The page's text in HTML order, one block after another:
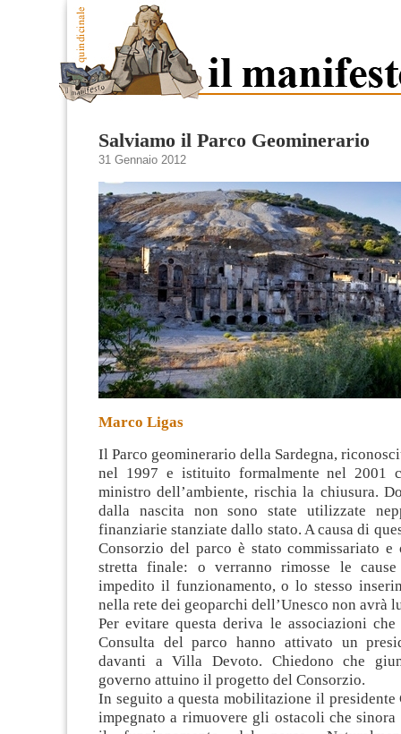
Salviamo il Parco Geominerario
31 Gennaio 2012
Marco Ligas
Il Parco geominerario della Sardegna,
nel 1997 e istituito formalmente nel 2001
ministro dell’ambiente, rischia la chiusura.
dalla nascita non sono state utilizzate
finanziarie stanziate dallo stato. A causa di
Consorzio del parco è stato commissariato
stretta finale: o verranno rimosse le
impedito il funzionamento, o lo stesso
nella rete dei geoparchi dell’Unesco non avrà
Per evitare questa deriva le associazioni
Consulta del parco hanno attivato un
davanti a Villa Devoto. Chiedono che
governo attuino il progetto del Consorzio.
In seguito a questa mobilitazione il presidente
impegnato a rimuovere gli ostacoli che sinora